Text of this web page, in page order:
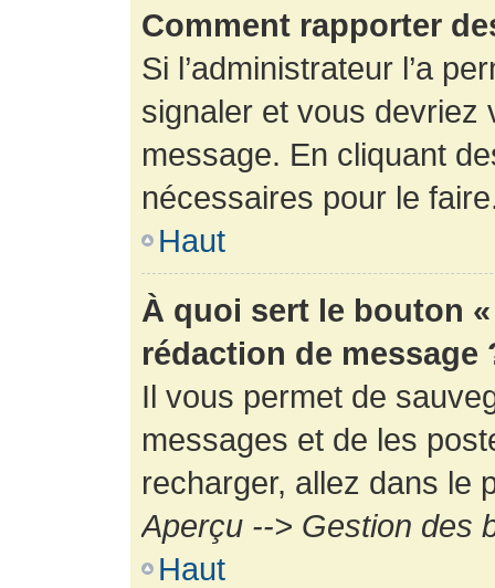
Comment rapporter
Si l’administrateur l’a
signaler et vous devriez
message. En cliquant
nécessaires pour le
Haut
À quoi sert le bouton
rédaction de message
Il vous permet de
messages et de les
recharger, allez dans le
Aperçu --> Gestion des
Haut